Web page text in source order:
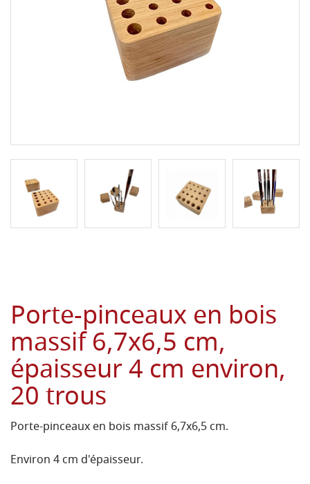
Porte-pinceaux en bois
massif 6,7x6,5 cm,
épaisseur 4 cm environ,
20 trous
Porte-pinceaux en bois massif 6,7x6,5 cm.
Environ 4 cm d'épaisseur.